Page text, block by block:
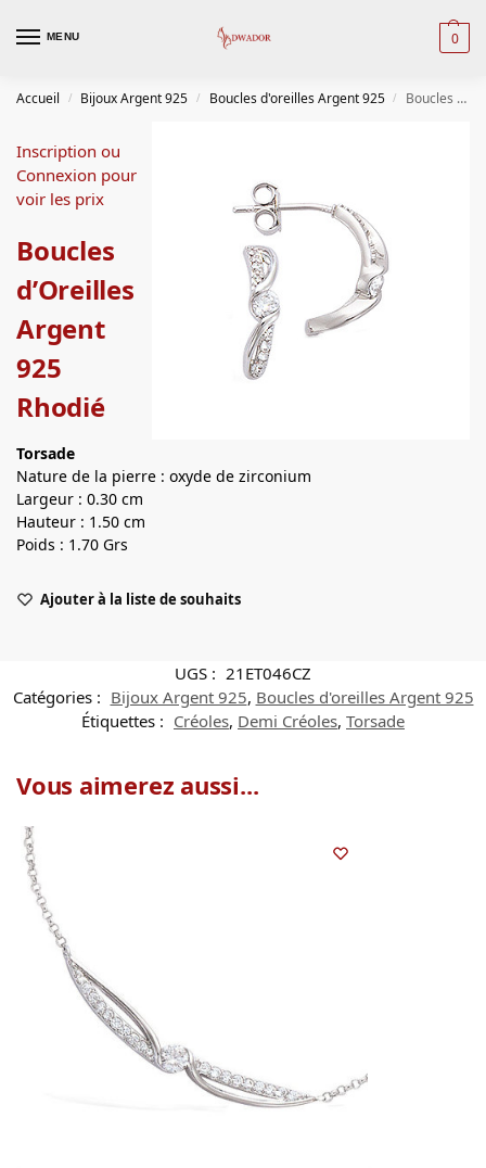
MENU 0
Accueil / Bijoux Argent 925 / Boucles d'oreilles Argent 925 / Boucles d’Oreilles Argent 925 Rhodié
Inscription ou
Connexion pour
voir les prix
Boucles
d’Oreilles
Argent
925
Rhodié
Torsade
Nature de la pierre : oxyde de zirconium
Largeur : 0.30 cm
Hauteur : 1.50 cm
Poids : 1.70 Grs
Ajouter à la liste de souhaits
UGS : 21ET046CZ
Catégories : Bijoux Argent 925, Boucles d'oreilles Argent 925
Étiquettes : Créoles, Demi Créoles, Torsade
Vous aimerez aussi...